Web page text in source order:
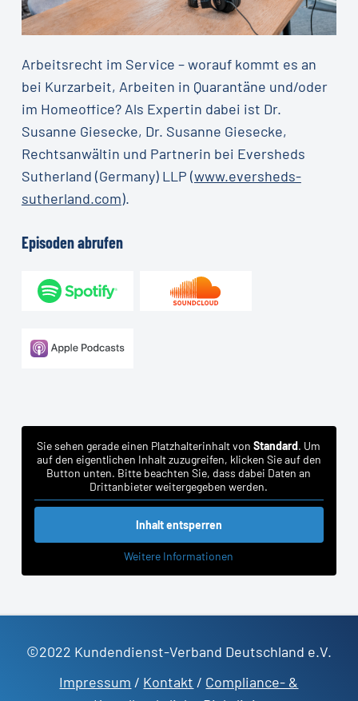
Arbeitsrecht im Service – worauf kommt es an
bei Kurzarbeit, Arbeiten in Quarantäne und/oder
im Homeoffice? Als Expertin dabei ist Dr.
Susanne Giesecke, Dr. Susanne Giesecke,
Rechtsanwältin und Partnerin bei Eversheds
Sutherland (Germany) LLP (www.eversheds-
sutherland.com).
Episodenabrufen
Sie sehen gerade einen Platzhalterinhalt vonStandard. Um
auf den eigentlichen Inhalt zuzugreifen, klicken Sie auf den
Button unten. Bitte beachten Sie, dass dabei Daten an
Drittanbieter weitergegeben werden.
Inhalt entsperren
Weitere Informationen
©2022 Kundendienst-Verband Deutschland e.V.
Impressum / Kontakt / Compliance- &